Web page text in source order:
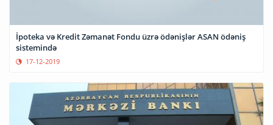
İpoteka və Kredit Zəmanət Fondu üzrə ödənişlər ASAN ödəniş
sistemində
17-12-2019